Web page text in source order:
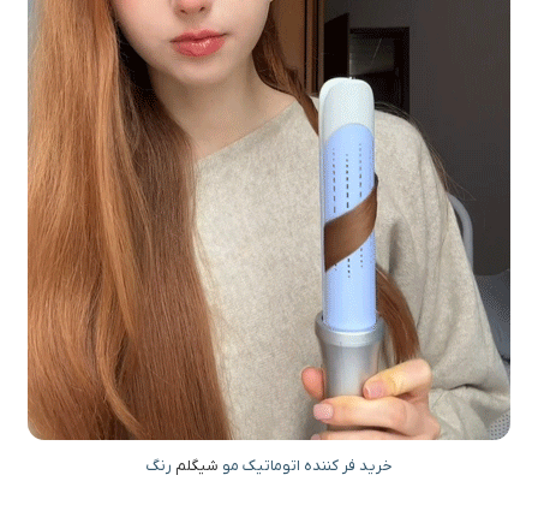
خرید فر کننده اتوماتیک مو شیگلم رنگ